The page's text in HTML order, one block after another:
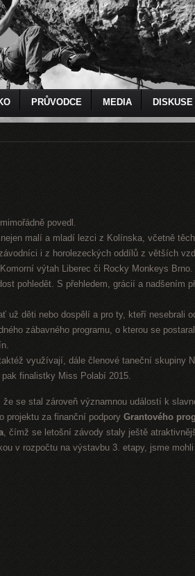
PRŮVODCE MEDIA DISKUSE
povedl.
malí a mladí lezci z Kolínska, včetně
i z horolezeckých oddílů z větších
výtah Liberec či Rocky Monkeys Brno.
pohledět. S přehledem, grácií a nadšením
děti nebo dospělí a pro ty, kteří nesebrali
zábavného programu, o kterou se
využívají, dále členové taneční skupiny
finalistky Miss Polabí 2015.
se stal zároveň významnou událostí k
projektu za finanční podpory Grantového
, čímž se letošní závody staly ještě
v rozpočtu na výstavbu 3. etapy, jsme